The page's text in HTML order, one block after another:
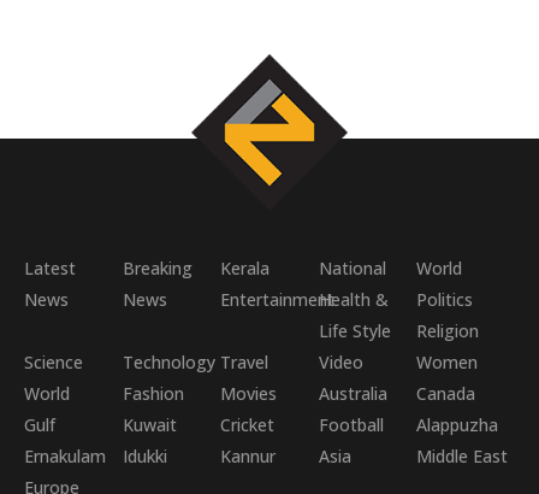
Latest
News
Breaking
News
Kerala National
World
EntertainmentHealth &
Life Style
Politics
Religion
Science
World
Technology Travel Video
Women
Fashion
Movies Australia
Canada
Gulf
Kuwait Cricket Football
Alappuzha
Ernakulam
Idukki Kannur Asia
Middle East
Europe